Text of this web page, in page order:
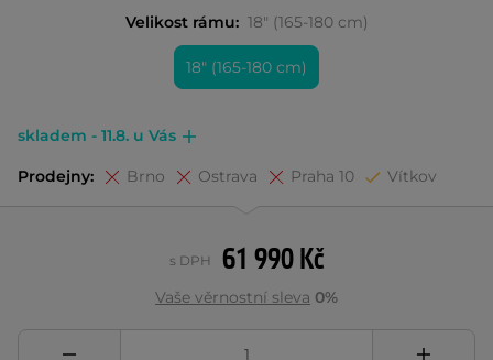
Velikost rámu: 18" (165-180 cm)
18" (165-180 cm)
skladem - 11.8. u Vás
Prodejny: Brno Ostrava Praha 10 Vítkov
61 990 Kč
s DPH
Vaše věrnostní sleva 0%